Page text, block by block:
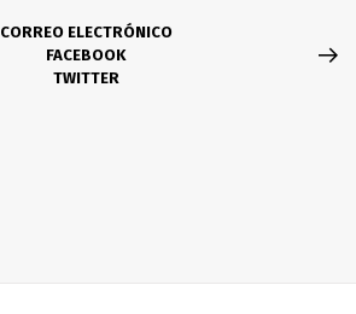
CORREO ELECTRÓNICO
FACEBOOK
TWITTER